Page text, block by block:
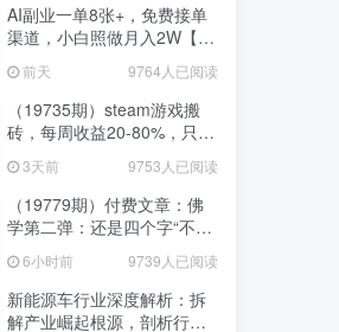
AI副业一单8张+，免费接单
渠道，小白照做月入2W【揭
前天 9764人已阅读
（19735期）steam游戏搬
砖，每周收益20-80%，只需
万，零风险长期做
3天前 9753人已阅读
（19779期）付费文章：佛
学第二弹：还是四个字“不常
果连续之理
6小时前 9739人已阅读
新能源车行业深度解析：拆
解产业崛起根源，剖析行业